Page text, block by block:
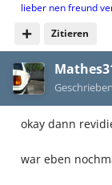
Zitieren
lieber nen freund
okay dann
war eben